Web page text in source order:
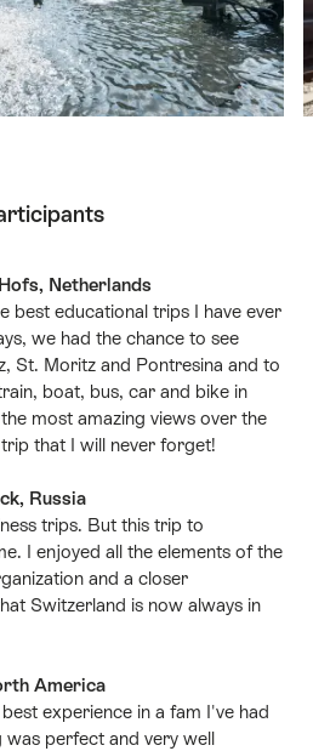
Netherlands
best educational trips I have ever
we had the chance to see
St. Moritz and Pontresina and to
boat, bus, car and bike in
most amazing views over the
that I will never forget!
Russia
trips. But this trip to
I enjoyed all the elements of the
and a closer
Switzerland is now always in
America
experience in a fam I've had
was perfect and very well